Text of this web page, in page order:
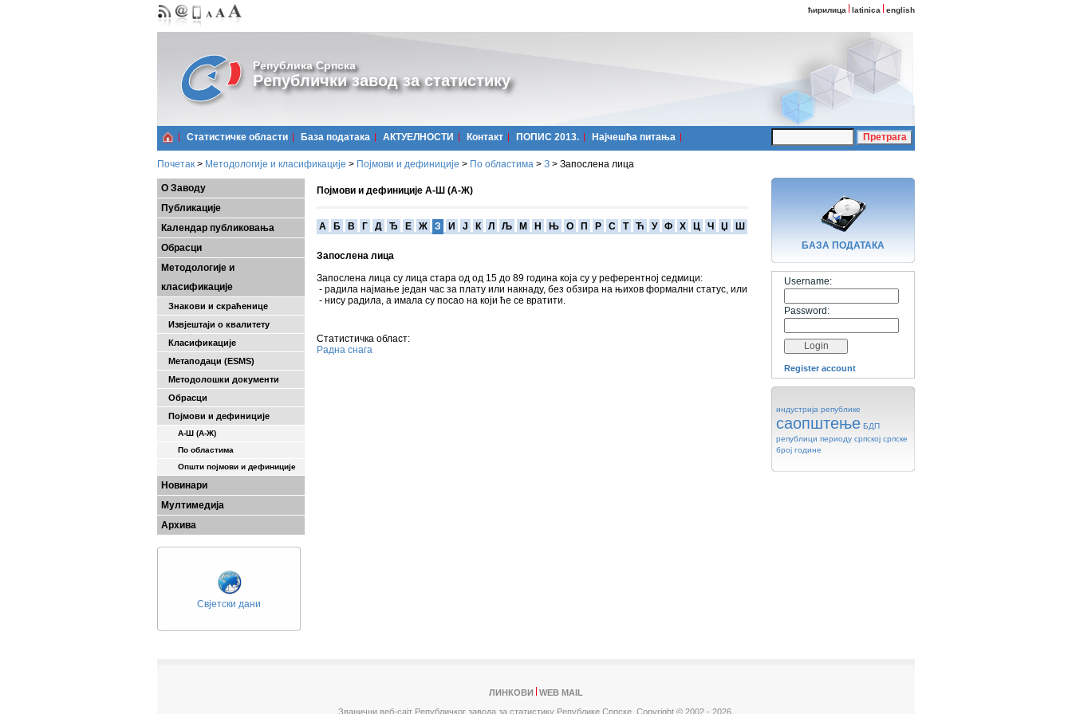
ћирилица latinica english
Република Српска
Републички завод за статистику
Статистичке области Базa података АКТУЕЛНОСТИ Контакт ПОПИС 2013. Најчешћa питања
Почетак > Методологије и класификације > Појмови и дефиниције > По областима > З > Запослена лица
О Заводу
Публикације
Календар публиковања
Обрасци
Методологије и
класификације
Знакови и скраћенице
Извјештаји о квалитету
Класификације
Метаподаци (ESMS)
Методолошки документи
Обрасци
Појмови и дефиниције
А-Ш (A-Ж)
По областима
Општи појмови и дефиниције
Новинари
Мултимедија
Архива
Свјетски дани
Појмови и дефиниције А-Ш (А-Ж)
A Б В Г Д Ђ Е Ж З И Ј К Л Љ М Н Њ О П Р С Т Ћ У Ф Х Ц Ч Џ Ш
Запослена лица
Запослена лица су лица стара од од 15 до 89 година која су у референтној седмици:
- радила најмање један час за плату или накнаду, без обзира на њихов формални статус, или
- нису радила, а имала су посао на који ће се вратити.
Статистичка област:
Радна снага
БАЗA ПОДАТАКА
Username:
Password:
Register account
индустрија републике
саопштење БДП
републици периоду српској српске
број године
ЛИНКОВИ
WEB MAIL
Званични веб-сајт Републичког завода за статистику Републике Српске, Copyright © 2002 - 2026.